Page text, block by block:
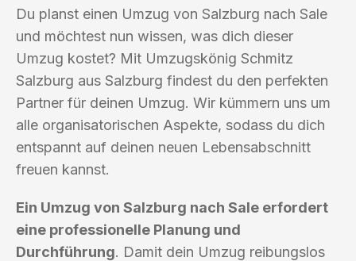
Du planst einen Umzug von Salzburg nach Sale
und möchtest nun wissen, was dich dieser
Umzug kostet? Mit Umzugskönig Schmitz
Salzburg aus Salzburg findest du den perfekten
Partner für deinen Umzug. Wir kümmern uns um
alle organisatorischen Aspekte, sodass du dich
entspannt auf deinen neuen Lebensabschnitt
freuen kannst.
Ein Umzug von Salzburg nach Sale erfordert
eine professionelle Planung und
Durchführung. Damit dein Umzug reibungslos